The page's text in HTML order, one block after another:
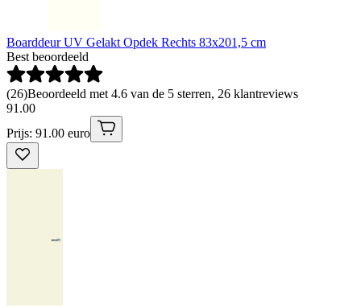
Boarddeur UV Gelakt Opdek Rechts 83x201,5 cm
Best beoordeeld
(26)Beoordeeld met 4.6 van de 5 sterren, 26 klantreviews
91 .00
Prijs: 91.00 euro